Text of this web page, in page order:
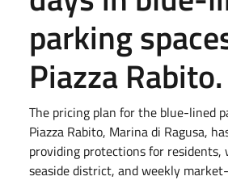
parking
Piazza Rabito.
The pricing plan for the blue-lined
Piazza Rabito, Marina di Ragusa,
providing protections for residents,
seaside district, and weekly